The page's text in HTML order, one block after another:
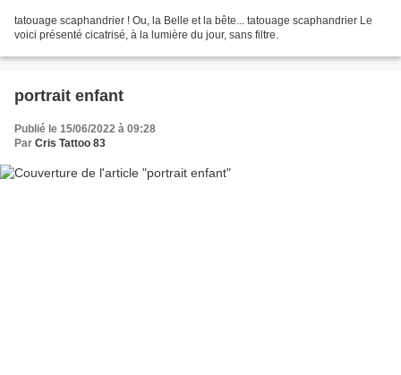
tatouage scaphandrier ! Ou, la Belle et la bête... tatouage scaphandrier Le
voici présenté cicatrisé, à la lumière du jour, sans filtre.
portrait enfant
Publié le 15/06/2022 à 09:28
Par Cris Tattoo 83